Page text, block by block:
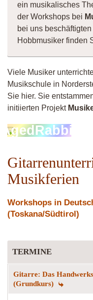
ein musikalisches
der Workshops bei
bei uns
Hobbmusiker finden
Viele Musiker
Musikschule in
Sie hier. Sie
initiierten Projekt
AgedRabbit
Musikferien
Workshops in
(Toskana/Südtirol)
TERMINE
Gitarre: Das
(Grundkurs)